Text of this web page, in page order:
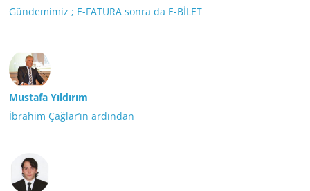
Gündemimiz ; E-FATURA sonra da E-BİLET
Mustafa Yıldırım
İbrahim Çağlar’ın ardından